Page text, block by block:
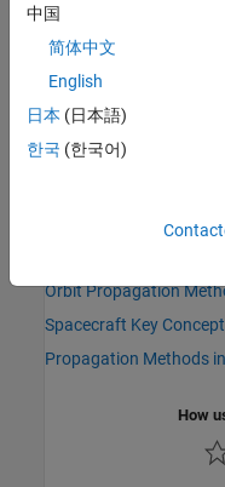
Objects
Functions
Orbit Propagation
Spacecraft Key
Propagation Methods
How
中国
简体中文
English
日本 (日本語)
한국 (한국어)